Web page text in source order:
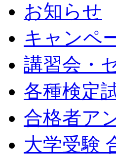
お知らせ
キャンペ
講習会・
各種検定
合格者ア
大学受験